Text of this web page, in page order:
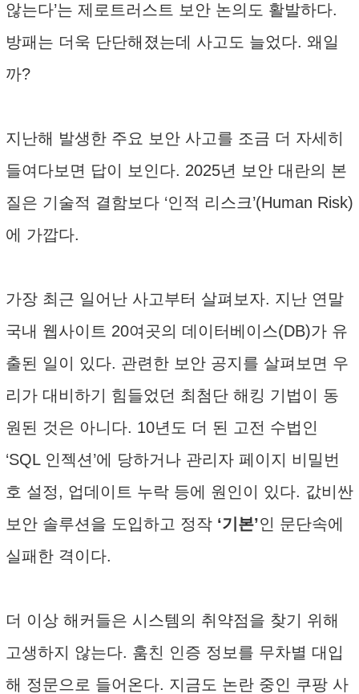
않는다’는 제로트러스트 보안 논의도 활발하다.
방패는 더욱 단단해졌는데 사고도 늘었다. 왜일
까?
지난해 발생한 주요 보안 사고를 조금 더 자세히
들여다보면 답이 보인다. 2025년 보안 대란의 본
질은 기술적 결함보다 ‘인적 리스크’(Human Risk)
에 가깝다.
가장 최근 일어난 사고부터 살펴보자. 지난 연말
국내 웹사이트 20여곳의 데이터베이스(DB)가 유
출된 일이 있다. 관련한 보안 공지를 살펴보면 우
리가 대비하기 힘들었던 최첨단 해킹 기법이 동
원된 것은 아니다. 10년도 더 된 고전 수법인
‘SQL 인젝션’에 당하거나 관리자 페이지 비밀번
호 설정, 업데이트 누락 등에 원인이 있다. 값비싼
보안 솔루션을 도입하고 정작 ‘기본’인 문단속에
실패한 격이다.
더 이상 해커들은 시스템의 취약점을 찾기 위해
고생하지 않는다. 훔친 인증 정보를 무차별 대입
해 정문으로 들어온다. 지금도 논란 중인 쿠팡 사